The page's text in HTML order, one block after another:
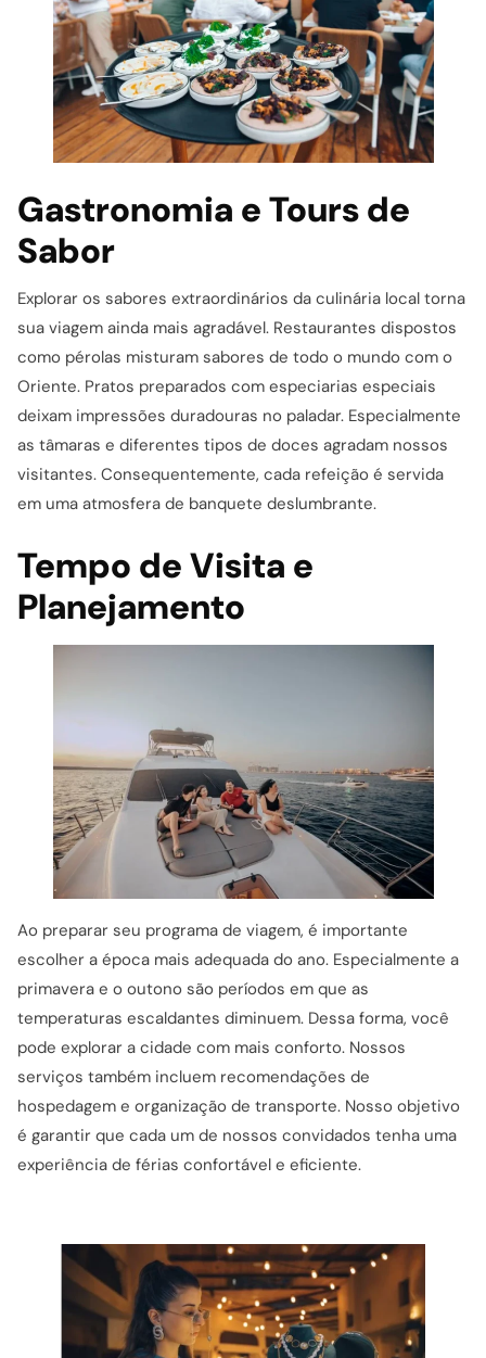
Gastronomia e Tours de
Sabor
Explorar os sabores extraordinários da culinária local torna
sua viagem ainda mais agradável. Restaurantes dispostos
como pérolas misturam sabores de todo o mundo com o
Oriente. Pratos preparados com especiarias especiais
deixam impressões duradouras no paladar. Especialmente
as tâmaras e diferentes tipos de doces agradam nossos
visitantes. Consequentemente, cada refeição é servida
em uma atmosfera de banquete deslumbrante.
Tempo de Visita e
Planejamento
Ao preparar seu programa de viagem, é importante
escolher a época mais adequada do ano. Especialmente a
primavera e o outono são períodos em que as
temperaturas escaldantes diminuem. Dessa forma, você
pode explorar a cidade com mais conforto. Nossos
serviços também incluem recomendações de
hospedagem e organização de transporte. Nosso objetivo
é garantir que cada um de nossos convidados tenha uma
experiência de férias confortável e eficiente.